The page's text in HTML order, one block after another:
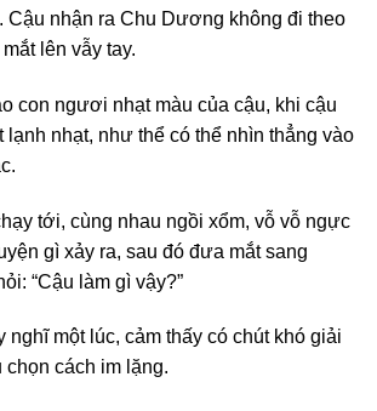
Cậu nhận ra Chu Dương không đi theo
lên vẫy tay.
con ngươi nhạt màu của cậu, khi cậu
lạnh nhạt, như thể có thể nhìn thẳng vào
tới, cùng nhau ngồi xổm, vỗ vỗ ngực
gì xảy ra, sau đó đưa mắt sang
“Cậu làm gì vậy?”
nghĩ một lúc, cảm thấy có chút khó giải
chọn cách im lặng.